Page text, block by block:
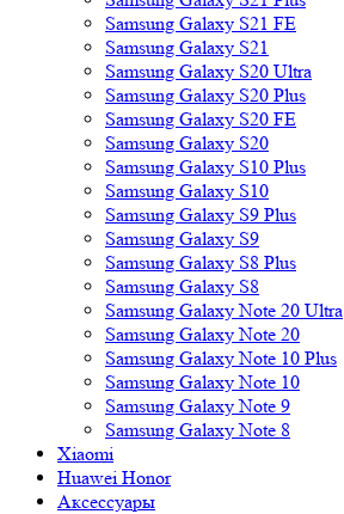
Samsung Galaxy S21 FE
Samsung Galaxy S21
Samsung Galaxy S20 Ultra
Samsung Galaxy S20 Plus
Samsung Galaxy S20 FE
Samsung Galaxy S20
Samsung Galaxy S10 Plus
Samsung Galaxy S10
Samsung Galaxy S9 Plus
Samsung Galaxy S9
Samsung Galaxy S8 Plus
Samsung Galaxy S8
Samsung Galaxy Note 20 Ultra
Samsung Galaxy Note 20
Samsung Galaxy Note 10 Plus
Samsung Galaxy Note 10
Samsung Galaxy Note 9
Samsung Galaxy Note 8
Xiaomi
Huawei Honor
Аксессуары